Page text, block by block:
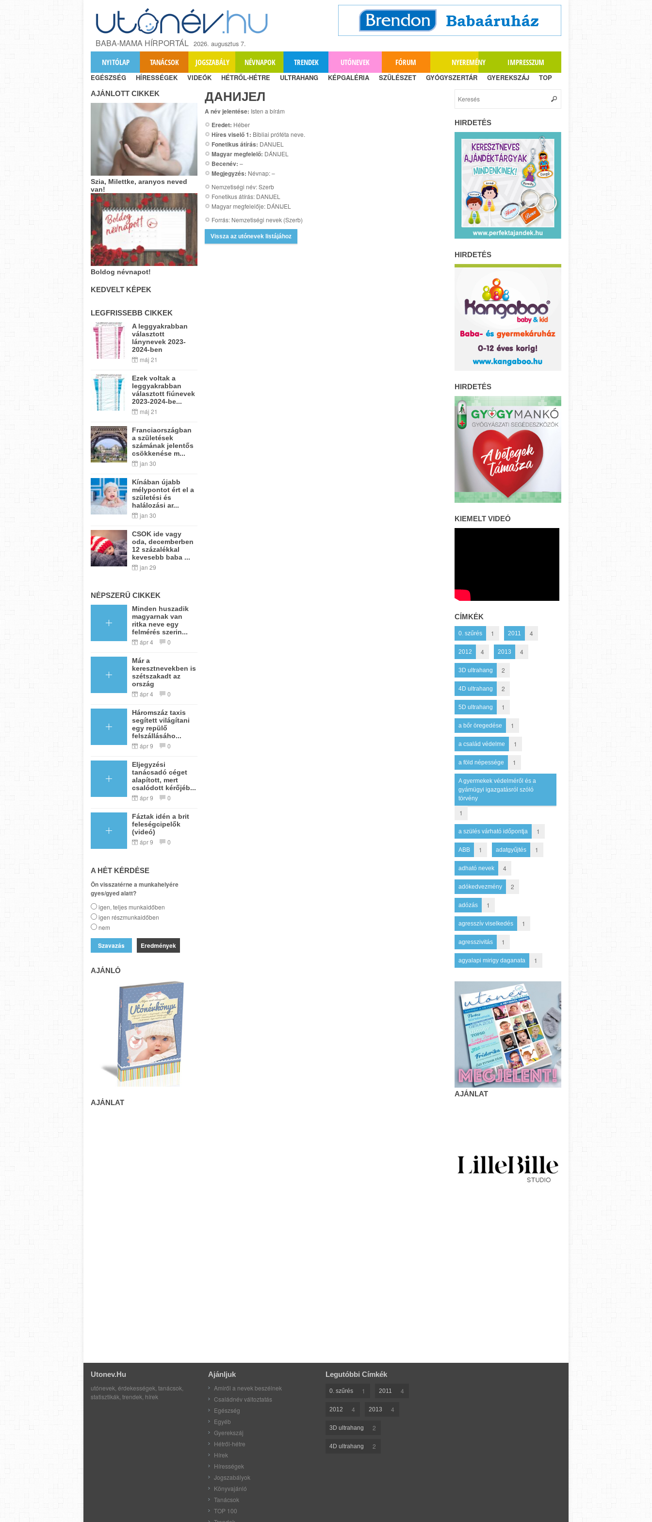
BABA-MAMA HÍRPORTÁL 2026. augusztus 7.
NYITÓLAP TANÁCSOK JOGSZABÁLY NÉVNAPOK TRENDEK UTÓNEVEK FÓRUM NYEREMÉNY IMPRESSZUM
EGÉSZSÉG HÍRESSÉGEK VIDEÓK HÉTRŐL-HÉTRE ULTRAHANG KÉPGALÉRIA SZÜLÉSZET GYÓGYSZERTÁR GYEREKSZÁJ TOP
ДАНИЈЕЛ
A név jelentése: Isten a bírám
Eredet: Héber
Híres viselő 1: Bibliai próféta neve.
Fonetikus átírás: DANIJEL
Magyar megfelelő: DÁNIJEL
Becenév: –
Megjegyzés: Névnap: –
Nemzetiségi név: Szerb
Fonetikus átírás: DANIJEL
Magyar megfelelője: DÁNIJEL
Forrás: Nemzetiségi nevek (Szerb)
Vissza az utónevek listájához
AJÁNLOTT CIKKEK
Szia, Milettke, aranyos neved
van!
Boldog névnapot!
KEDVELT KÉPEK
LEGFRISSEBB CIKKEK
A leggyakrabban
választott
lánynevek 2023-
2024-ben
máj 21
Ezek voltak a
leggyakrabban
választott fiúnevek
2023-2024-be...
máj 21
Franciaországban
a születések
számának jelentős
csökkenése m...
jan 30
Kínában újabb
mélypontot ért el a
születési és
halálozási ar...
jan 30
CSOK ide vagy
oda, decemberben
12 százalékkal
kevesebb baba ...
jan 29
NÉPSZERŰ CIKKEK
Minden huszadik
magyarnak van
ritka neve egy
felmérés szerin...
ápr 4 0
Már a
keresztnevekben is
szétszakadt az
ország
ápr 4 0
Háromszáz taxis
segített világítani
egy repülő
felszállásáho...
ápr 9 0
Eljegyzési
tanácsadó céget
alapított, mert
csalódott kérőjéb...
ápr 9 0
Fáztak idén a brit
feleségcipelők
(videó)
ápr 9 0
A HÉT KÉRDÉSE
Ön visszatérne a munkahelyére
gyes/gyed alatt?
igen, teljes munkaidőben
igen részmunkaidőben
nem
Eredmények
AJÁNLÓ
AJÁNLAT
HIRDETÉS
HIRDETÉS
HIRDETÉS
KIEMELT VIDEÓ
CÍMKÉK
0. szűrés 1 2011 4
2012 4 2013 4
3D ultrahang 2
4D ultrahang 2
5D ultrahang 1
a bőr öregedése 1
a család védelme 1
a föld népessége 1
A gyermekek védelméről és a
gyámügyi igazgatásról szóló
törvény
1
a szülés várható időpontja 1
ABB 1 adatgyűjtés 1
adható nevek 4
adókedvezmény 2
adózás 1
agresszív viselkedés 1
agresszivitás 1
agyalapi mirigy daganata 1
AJÁNLAT
Utonev.hu
utónevek, érdekességek, tanácsok,
statisztikák, trendek, hírek
Ajánljuk
Amiről a nevek beszélnek
Családnév változtatás
Egészség
Egyéb
Gyerekszáj
Hétről-hétre
Hírek
Hírességek
Jogszabályok
Könyvajánló
Tanácsok
TOP 100
Legutóbbi Címkék
0. szűrés 1 2011 4
2012 4 2013 4
3D ultrahang 2
4D ultrahang 2